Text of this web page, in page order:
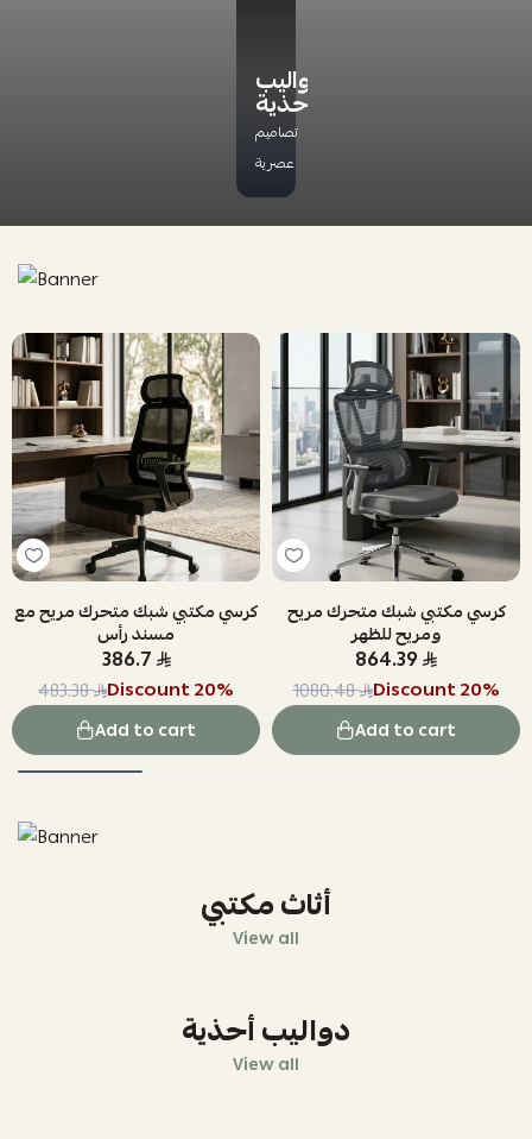
دواليب
أحذية
تصاميم
عصرية
كرسي مكتبي شبك متحرك مريح مع
مسند رأس
386.7
483.38 Discount20%
Add to cart
كرسي مكتبي شبك متحرك مريح
ومريح للظهر
864.39
1080.48 Discount20%
Add to cart
أثاث مكتبي
View all
دواليب أحذية
View all